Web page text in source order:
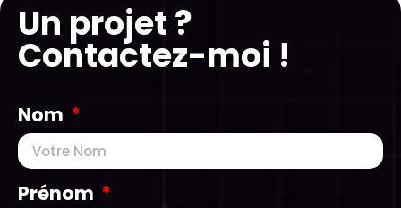
Un projet ?
Contactez-moi !
Nom
Prénom